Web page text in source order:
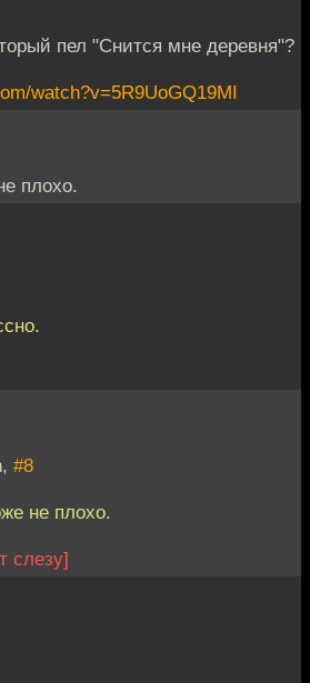
пел "Снится мне деревня"?
watch?v=5R9UoGQ19MI
плохо.
#8
не плохо.
слезу]